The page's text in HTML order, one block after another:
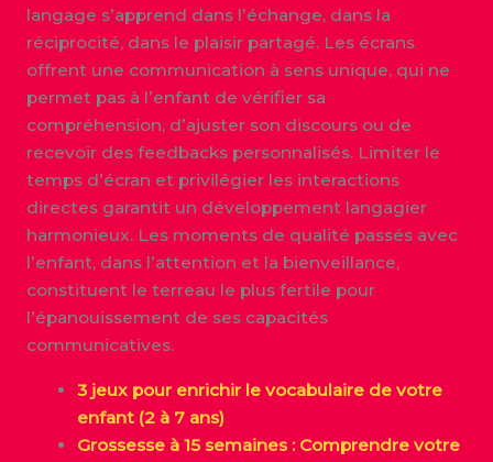
langage s’apprend dans l’échange, dans la
réciprocité, dans le plaisir partagé. Les écrans
offrent une communication à sens unique, qui ne
permet pas à l’enfant de vérifier sa
compréhension, d’ajuster son discours ou de
recevoir des feedbacks personnalisés. Limiter le
temps d’écran et privilégier les interactions
directes garantit un développement langagier
harmonieux. Les moments de qualité passés avec
l’enfant, dans l’attention et la bienveillance,
constituent le terreau le plus fertile pour
l’épanouissement de ses capacités
communicatives.
3 jeux pour enrichir le vocabulaire de votre
enfant (2 à 7 ans)
Grossesse à 15 semaines : Comprendre votre